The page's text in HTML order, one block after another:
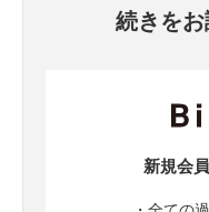
続きを
新規会